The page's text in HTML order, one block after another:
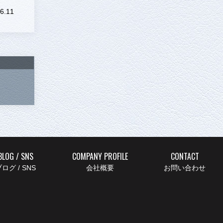
/ SNS
ログ / SNS
COMPANY PROFILE
会社概要
CONTACT
お問い合わせ